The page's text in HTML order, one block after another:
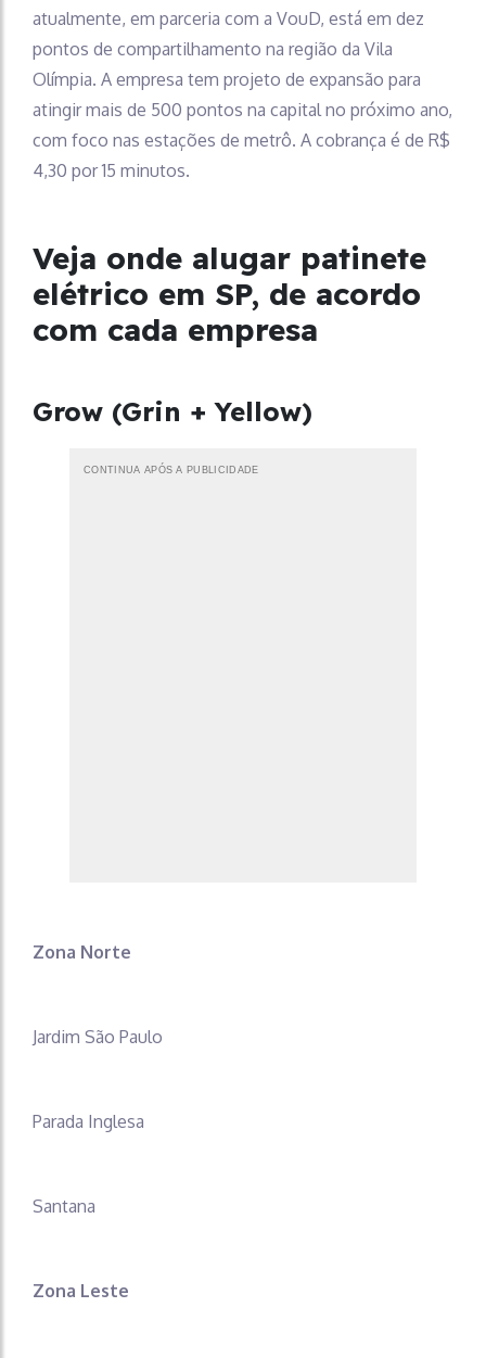
atualmente, em parceria com a VouD, está em dez
pontos de compartilhamento na região da Vila
Olímpia. A empresa tem projeto de expansão para
atingir mais de 500 pontos na capital no próximo ano,
com foco nas estações de metrô. A cobrança é de R$
4,30 por 15 minutos.
Veja onde alugar patinete
elétrico em SP, de acordo
com cada empresa
Grow (Grin + Yellow)
CONTINUA APÓS A PUBLICIDADE
Zona Norte
Jardim São Paulo
Parada Inglesa
Santana
Zona Leste